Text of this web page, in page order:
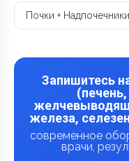
Почки +
Запишитесь
железа,
современное
врачи,